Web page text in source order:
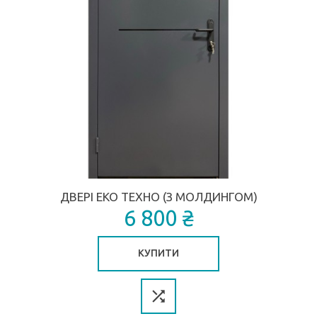
ДВЕРІ ЕКО ТЕХНО (З МОЛДИНГОМ)
6 800 ₴
КУПИТИ